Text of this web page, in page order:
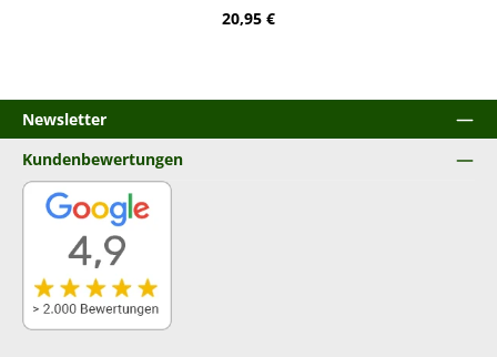
Regulärer Preis:
20,95 €
Newsletter
Kundenbewertungen